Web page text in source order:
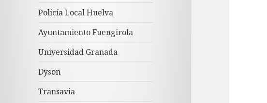
Policía Local Huelva
Ayuntamiento Fuengirola
Universidad Granada
Dyson
Transavia